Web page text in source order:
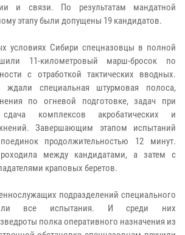
и связи. По результатам мандатной
этапу были допущены 19 кандидатов.
условиях Сибири спецназовцы в полной
11-километровый марш-бросок по
с отработкой тактических вводных.
ждали специальная штурмовая полоса,
по огневой подготовке, задач при
комплексов акробатических и
Завершающим этапом испытаний
продолжительностью 12 минут.
между кандидатами, а затем с
краповых беретов.
подразделений специального
все испытания. И среди них
полка оперативного назначения из